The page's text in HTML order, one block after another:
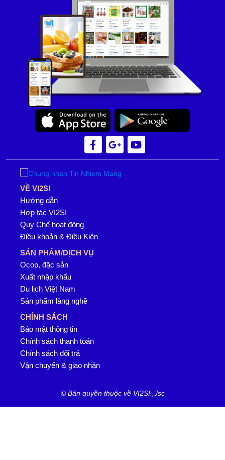
VỀ VI2SI
Hướng dẫn
Hợp tác VI2SI
Quy Chế hoạt động
Điều khoản & Điều Kiện
SẢN PHẨM/DỊCH VỤ
Ocop, đặc sản
Xuất nhập khẩu
Du lịch Việt Nam
Sản phẩm làng nghề
CHÍNH SÁCH
Bảo mật thông tin
Chính sách thanh toán
Chính sách đổi trả
Vận chuyển & giao nhận
© Bản quyền thuộc về VI2SI.,Jsc